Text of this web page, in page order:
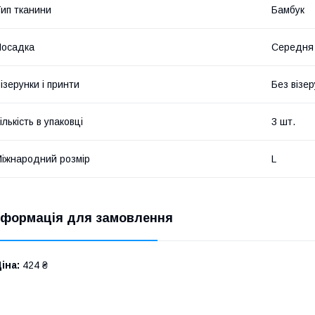
тканини Бамбук
Середня
і принти Без
в упаковці 3 шт.
розмір L
для замовлення
424 ₴